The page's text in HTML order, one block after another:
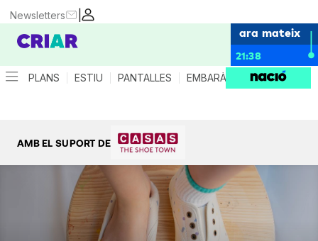
|
Newsletters
ara mateix
21:38
PLANS ESTIU PANTALLES EMBARÀS CRIANÇA
AMB EL SUPORT DE